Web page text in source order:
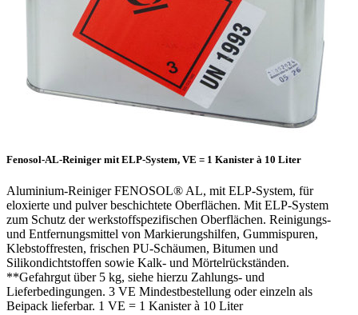
Fenosol-AL-Reiniger mit ELP-System, VE = 1 Kanister à 10 Liter
Aluminium-Reiniger FENOSOL® AL, mit ELP-System, für
eloxierte und pulver beschichtete Oberflächen. Mit ELP-System
zum Schutz der werkstoffspezifischen Oberflächen. Reinigungs-
und Entfernungsmittel von Markierungshilfen, Gummispuren,
Klebstoffresten, frischen PU-Schäumen, Bitumen und
Silikondichtstoffen sowie Kalk- und Mörtelrückständen.
**Gefahrgut über 5 kg, siehe hierzu Zahlungs- und
Lieferbedingungen. 3 VE Mindestbestellung oder einzeln als
Beipack lieferbar. 1 VE = 1 Kanister à 10 Liter